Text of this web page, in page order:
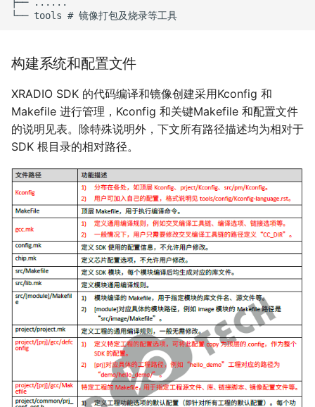
构建系统和配置文件
XRADIO SDK 的代码编译和镜像创建采用Kconfig 和
Makefile 进行管理，Kconfig 和关键Makefile 和配置文件
的说明见表。除特殊说明外，下文所有路径描述均为相对于
SDK 根目录的相对路径。